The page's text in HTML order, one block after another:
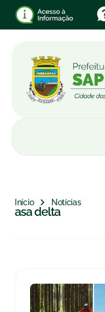
Início Notícias
asa delta